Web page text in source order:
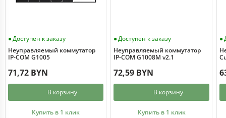
Доступен к заказу
Неуправляемый коммутатор
IP-COM G1005
71,72 BYN
В корзину
Купить в 1 клик
Доступен к заказу
Неуправляемый коммутатор
IP-COM G1008M v2.1
72,59 BYN
В корзину
Купить в 1 клик